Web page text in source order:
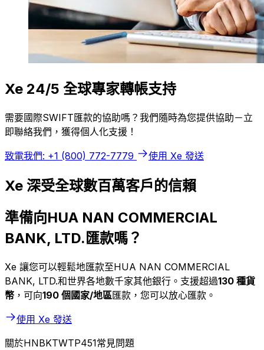
Xe 24/5 全球專家轉帳支持
需要國際SWIFT匯款的協助嗎？我們隨時為您提供協助－立
即聯絡我們，獲得個人化支援！
致電我們: +1 (800) 772-7779 使用 Xe 發送
Xe 深受全球數百萬客戶的信賴
準備向HUA NAN COMMERCIAL
BANK, LTD.匯款嗎？
Xe 讓您可以輕鬆地匯款至HUA NAN COMMERCIAL
BANK, LTD.和世界各地數千家其他銀行。支援超過130 種貨
幣 ，可向190 個國家/地區匯款，您可以放心匯款。
使用 Xe 發送
關於HNBKTWTP451常見問題